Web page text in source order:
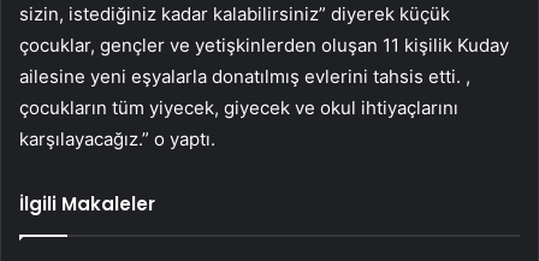
sizin, istediğiniz kadar kalabilirsiniz” diyerek küçük
çocuklar, gençler ve yetişkinlerden oluşan 11 kişilik Kuday
ailesine yeni eşyalarla donatılmış evlerini tahsis etti. ,
çocukların tüm yiyecek, giyecek ve okul ihtiyaçlarını
karşılayacağız.” o yaptı.
İlgili Makaleler